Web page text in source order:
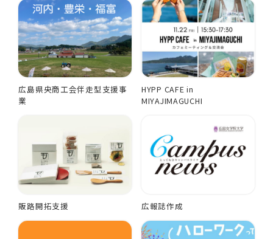
広島県央商工会伴走型支援事
業
HYPP CAFE in
MIYAJIMAGUCHI
販路開拓支援 広報誌作成